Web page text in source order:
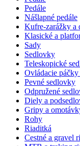
Pedále
Nášlapné pedále
Kufre-zarážky a
Klasické a
Sady
Sedlovky
Teleskopické
Ovládacie
Pevné sedlovky
Odpružené
Diely a
Gripy a
Rohy
Riaditká
Cestné a gravel